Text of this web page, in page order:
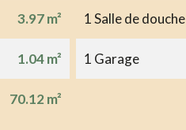
3.97 m² 1 Salle de douche
1.04 m² 1 Garage
70.12 m²